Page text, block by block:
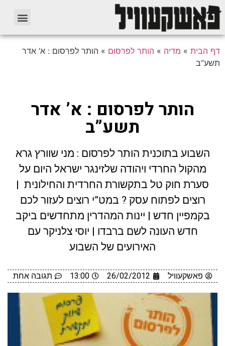
דף הבית » מדיה » הותר לפרסום » הותר לפרסום : א’ אדר
תשע”ב
הותר לפרסום : א’ אדר
תשע”ב
השבוע בתוכנית הותר לפרסום : מני שוורץ גרא
מהקול החרדי ויהודה שלזינגר ישראל היום על
סערת חוק טל בתקשורת החרדית והחילונית |
רוצים לפתוח עסק ? במט”י רוצים לעזור לכם
בקמפיין חדש | יינות המהדרין מתחדשים ביקב
חדש העונה לשם ברבדו | יוסי צלניקר עם
האירועים של השבוע
פאשקעוויל 26/02/2012
13:00 תגובה אחת